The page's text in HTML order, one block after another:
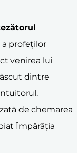
a profeților
venirea lui
dintre
de chemarea
Împărăția